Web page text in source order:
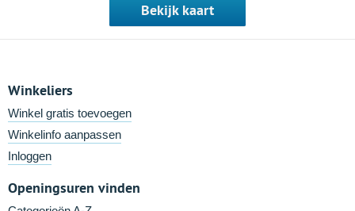
Bekijk kaart
Winkeliers
Winkel gratis toevoegen
Winkelinfo aanpassen
Inloggen
Openingsuren vinden